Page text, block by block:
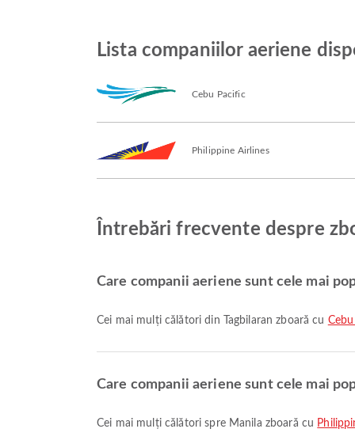
Lista companiilor aeriene
Cebu Pacific
Philippine Airlines
Întrebări frecvente despre
Care companii aeriene sunt cele mai
Cei mai mulți călători din Tagbilaran zboară cu
Care companii aeriene sunt cele mai
Cei mai mulți călători spre Manila zboară cu